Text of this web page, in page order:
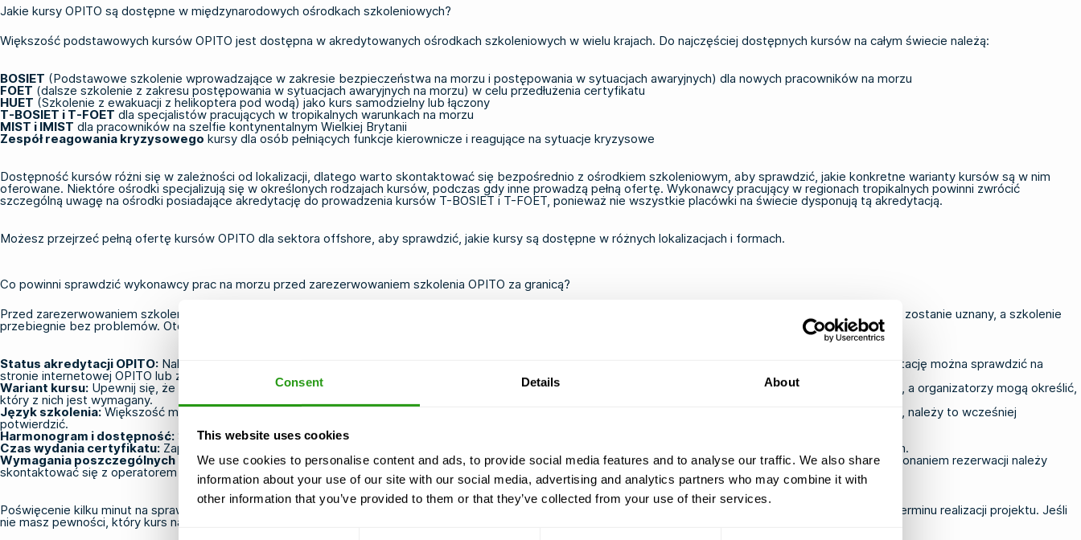
Consent Details About
This website uses cookies
We use cookies to personalise content and ads, to provide social media features and to analyse our traffic. We also share
information about your use of our site with our social media, advertising and analytics partners who may combine it with
other information that you’ve provided to them or that they’ve collected from your use of their services.
Jakie kursy OPITO są dostępne w międzynarodowych ośrodkach szkoleniowych?
Większość podstawowych kursów OPITO jest dostępna w akredytowanych ośrodkach szkoleniowych w wielu krajach. Do najczęściej dostępnych kursów na całym świecie należą:
BOSIET (Podstawowe szkolenie wprowadzające w zakresie bezpieczeństwa na morzu i postępowania w sytuacjach awaryjnych) dla nowych pracowników na morzu
FOET (dalsze szkolenie z zakresu postępowania w sytuacjach awaryjnych na morzu) w celu przedłużenia certyfikatu
HUET (Szkolenie z ewakuacji z helikoptera pod wodą) jako kurs samodzielny lub łączony
T-BOSIET i T-FOET dla specjalistów pracujących w tropikalnych warunkach na morzu
MIST i IMIST dla pracowników na szelfie kontynentalnym Wielkiej Brytanii
Zespół reagowania kryzysowego kursy dla osób pełniących funkcje kierownicze i reagujące na sytuacje kryzysowe
Dostępność kursów różni się w zależności od lokalizacji, dlatego warto skontaktować się bezpośrednio z ośrodkiem szkoleniowym, aby sprawdzić, jakie konkretne warianty kursów są w nim
oferowane. Niektóre ośrodki specjalizują się w określonych rodzajach kursów, podczas gdy inne prowadzą pełną ofertę. Wykonawcy pracujący w regionach tropikalnych powinni zwrócić
szczególną uwagę na ośrodki posiadające akredytację do prowadzenia kursów T-BOSIET i T-FOET , ponieważ nie wszystkie placówki na świecie dysponują tą akredytacją.
Możesz przejrzeć pełną ofertę kursów OPITO dla sektora offshore , aby sprawdzić, jakie kursy są dostępne w różnych lokalizacjach i formach.
Co powinni sprawdzić wykonawcy prac na morzu przed zarezerwowaniem szkolenia OPITO za granicą?
Przed zarezerwowaniem szkolenia OPITO w międzynarodowym ośrodku wykonawcy powinni sprawdzić kilka kluczowych kwestii, aby mieć pewność, że certyfikat zostanie uznany, a szkolenie
przebiegnie bez problemów. Oto, co należy sprawdzić:
Status akredytacji OPITO: Należy upewnić się, że ośrodek szkoleniowy posiada aktualną akredytację OPITO dla konkretnego kursu, który Cię interesuje. Akredytację można sprawdzić na
stronie internetowej OPITO lub zwracając się bezpośrednio do ośrodka.
Wariant kursu: Upewnij się, że ośrodek oferuje dokładnie ten wariant, którego potrzebujesz. Na przykład BOSIET z CA-EBS i BOSIET z EBS to różne kody kursów, a organizatorzy mogą określić,
który z nich jest wymagany.
Język szkolenia:Większość międzynarodowych szkoleń OPITO odbywa się w języku angielskim, jednak w przypadku obaw, że język może stanowić przeszkodę, należy to wcześniej
potwierdzić.
Harmonogram i dostępność: Sprawdź, czy terminy kursu pokrywają się z datą rozpoczęcia Twojego projektu oraz planami podróży.
Czas wydania certyfikatu: Zapytaj, jak szybko po ukończeniu kursu zostanie wydany certyfikat wraz z dokumentacją, zwłaszcza jeśli masz napięty harmonogram.
Wymagania poszczególnych operatorów:Niektórzy operatorzy stawiają dodatkowe wymagania wykraczające poza standardowy certyfikat OPITO. Przed dokonaniem rezerwacji należy
skontaktować się z operatorem lub pracodawcą.
Poświęcenie kilku minut na sprawdzenie tych kwestii przed dokonaniem rezerwacji pozwoli uniknąć późniejszych komplikacji, zwłaszcza gdy pracujesz pod presją terminu realizacji projektu. Jeśli
nie masz pewności, który kurs najlepiej pasuje do Twojej sytuacji,